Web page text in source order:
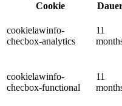
Cookie
cookielawinfo-
checbox-analytics
11
cookielawinfo-
checbox-functional
11